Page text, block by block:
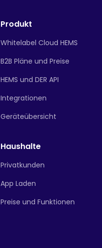
Produkt
Whitelabel Cloud HEMS
B2B Pläne und Preise
HEMS und DER API
Integrationen
Geräteübersicht
Haushalte
Privatkunden
App Laden
Preise und Funktionen